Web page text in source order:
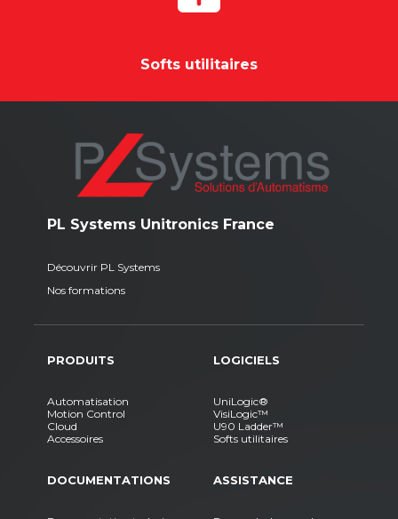
Softs utilitaires
PL Systems Unitronics France
Découvrir PL Systems
Nos formations
PRODUITS
Automatisation
Motion Control
Cloud
Accessoires
LOGICIELS
UniLogic®
VisiLogic™
U90 Ladder™
Softs utilitaires
DOCUMENTATIONS ASSISTANCE